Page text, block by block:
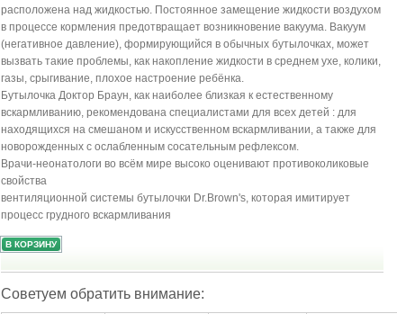
расположена над жидкостью. Постоянное замещение жидкости воздухом
в процессе кормления предотвращает возникновение вакуума. Вакуум
(негативное давление), формирующийся в обычных бутылочках, может
вызвать такие проблемы, как накопление жидкости в среднем ухе, колики,
газы, срыгивание, плохое настроение ребёнка.
Бутылочка Доктор Браун, как наиболее близкая к естественному
вскармливанию, рекомендована специалистами для всех детей : для
находящихся на смешаном и искусственном вскармливании, а также для
новорожденных с ослабленным сосательным рефлексом.
Врачи-неонатологи во всём мире высоко оценивают противоколиковые
свойства
вентиляционной системы бутылочки Dr.Brown's, которая имитирует
процесс грудного вскармливания
Советуем обратить внимание: